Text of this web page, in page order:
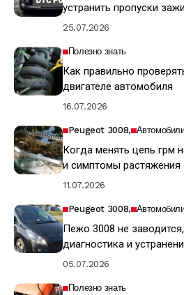
устранить пропуски
25.07.2026
Полезно знать
Как правильно
двигателе автомобиля
16.07.2026
Peugeot 3008
Когда менять цепь грм
и симптомы растяжения
11.07.2026
Peugeot 3008
Пежо 3008 не заводится,
диагностика и
05.07.2026
Полезно знать